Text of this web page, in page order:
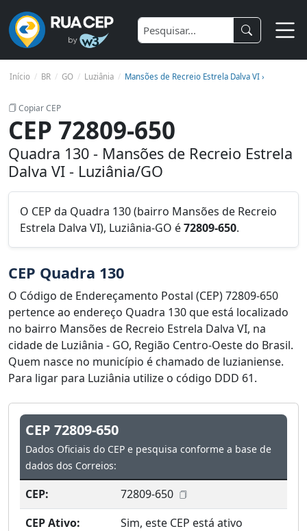
Início BR GO Luziânia Mansões de Recreio Estrela Dalva VI ›
Copiar CEP
CEP 72809-650
Quadra 130 - Mansões de Recreio Estrela
Dalva VI - Luziânia/GO
O CEP da Quadra 130 (bairro Mansões de Recreio
Estrela Dalva VI), Luziânia-GO é72809-650.
CEP Quadra 130
O Código de Endereçamento Postal (CEP) 72809-650
pertence ao endereço Quadra 130 que está localizado
no bairro Mansões de Recreio Estrela Dalva VI, na
cidade de Luziânia - GO, Região Centro-Oeste do Brasil.
Quem nasce no município é chamado de luzianiense.
Para ligar para Luziânia utilize o código DDD 61.
CEP 72809-650
Dados Oficiais do CEP e pesquisa conforme a base de
dados dos Correios:
CEP:
72809-650
CEP Ativo:
Sim, este CEP está ativo